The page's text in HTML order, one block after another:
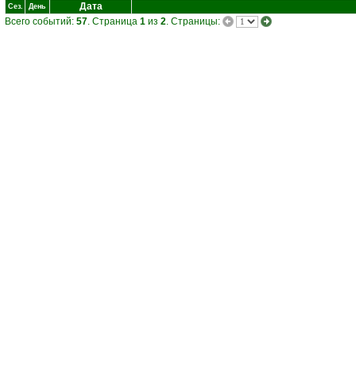
Сез. День
Дата
Всего событий: 57. Страница 1 из 2. Страницы: